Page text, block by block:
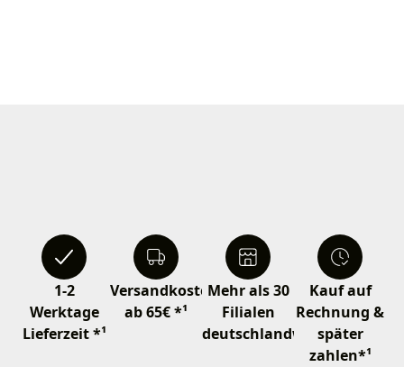
1-2
Werktage
Lieferzeit *¹
Versandkostenfrei
ab 65€ *¹
Mehr als 30
Filialen
deutschlandweit
Kauf auf
Rechnung &
später
zahlen*¹